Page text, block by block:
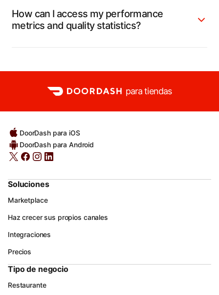
How can I access my performance
metrics and quality statistics?
para tiendas
DoorDash para iOS
DoorDash para Android
Soluciones
Marketplace
Haz crecer sus propios canales
Integraciones
Precios
Tipo de negocio
Restaurante